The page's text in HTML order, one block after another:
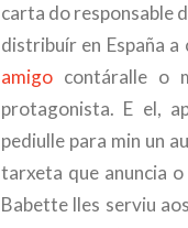
carta do responsable
distribuír en España
amigo contáralle o
protagonista. E el,
pediulle para min un
tarxeta que anuncia
Babette lles serviu